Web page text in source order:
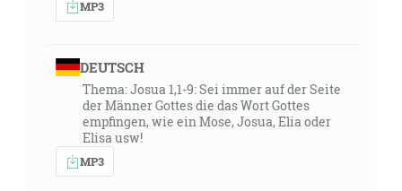
MP3
DEUTSCH
Thema: Josua 1,1-9: Sei immer auf der Seite
der Männer Gottes die das Wort Gottes
empfingen, wie ein Mose, Josua, Elia oder
Elisa usw!
MP3